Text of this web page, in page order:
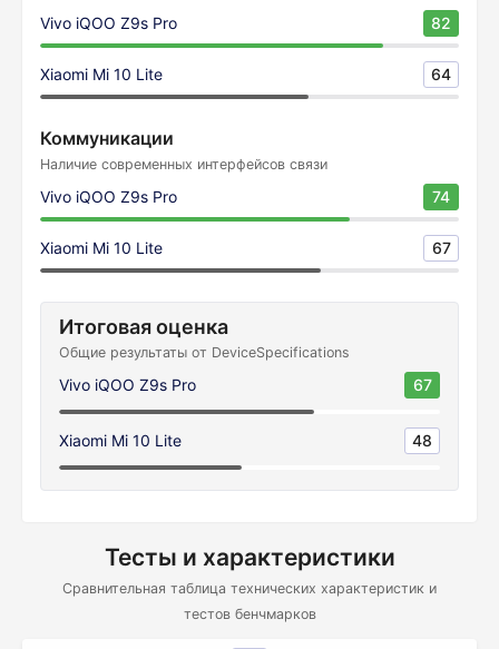
Vivo iQOO Z9s Pro 82
Xiaomi Mi 10 Lite 64
Коммуникации
Наличие современных интерфейсов связи
Vivo iQOO Z9s Pro 74
Xiaomi Mi 10 Lite 67
Итоговая оценка
Общие результаты от DeviceSpecifications
Vivo iQOO Z9s Pro 67
Xiaomi Mi 10 Lite 48
Тесты и характеристики
Сравнительная таблица технических характеристик и
тестов бенчмарков